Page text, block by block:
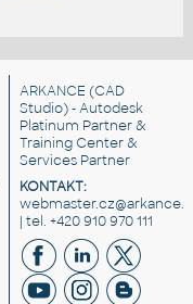
ARKANCE (CAD
Studio) - Autodesk
Platinum Partner &
Training Center &
Services Partner
KONTAKT:
| tel. +420 910 970 111